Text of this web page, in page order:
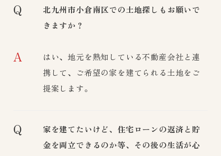
Q
北九州市小倉南区での土地探しもお願いで
きますか？
A
はい、地元を熟知している不動産会社と連
携して、ご希望の家を建てられる土地をご
提案します。
Q
家を建てたいけど、住宅ローンの返済と貯
金を両立できるのか等、その後の生活が心